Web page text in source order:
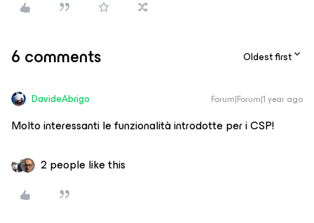
6 comments Oldest first
DavideAbrigo Forum|Forum|1 year ago
Molto interessanti le funzionalità introdotte per i CSP!
2 people like this